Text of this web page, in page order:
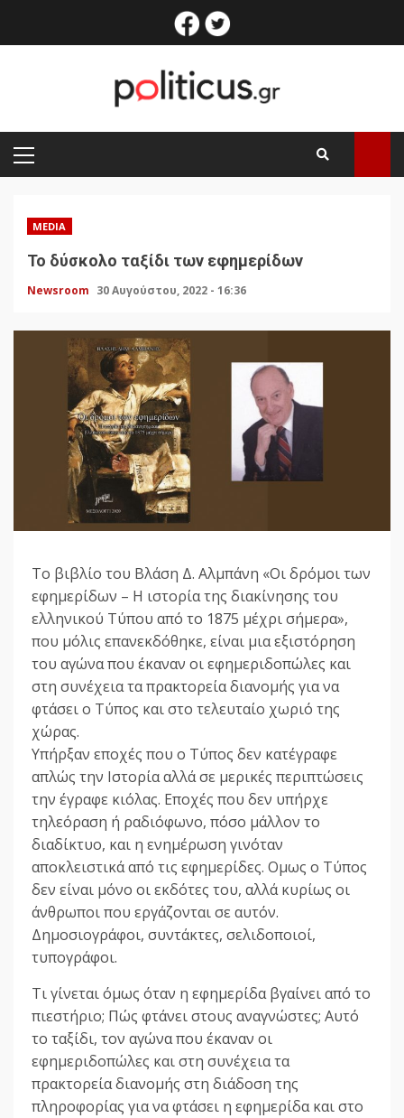
facebook
PRIMARY
MENU
MEDIA
Το δύσκολο ταξίδι των εφημερίδων
Newsroom 30 Αυγούστου, 2022 - 16:36
Το βιβλίο του Βλάση Δ. Αλμπάνη «Οι δρόμοι των
εφημερίδων – Η ιστορία της διακίνησης του
ελληνικού Τύπου από το 1875 μέχρι σήμερα»,
που μόλις επανεκδόθηκε, είναι μια εξιστόρηση
του αγώνα που έκαναν οι εφημεριδοπώλες και
στη συνέχεια τα πρακτορεία διανομής για να
φτάσει ο Τύπος και στο τελευταίο χωριό της
χώρας.
Υπήρξαν εποχές που ο Τύπος δεν κατέγραφε
απλώς την Ιστορία αλλά σε μερικές περιπτώσεις
την έγραφε κιόλας. Εποχές που δεν υπήρχε
τηλεόραση ή ραδιόφωνο, πόσο μάλλον το
διαδίκτυο, και η ενημέρωση γινόταν
αποκλειστικά από τις εφημερίδες. Ομως ο Τύπος
δεν είναι μόνο οι εκδότες του, αλλά κυρίως οι
άνθρωποι που εργάζονται σε αυτόν.
Δημοσιογράφοι, συντάκτες, σελιδοποιοί,
τυπογράφοι.
Τι γίνεται όμως όταν η εφημερίδα βγαίνει από το
πιεστήριο; Πώς φτάνει στους αναγνώστες; Αυτό
το ταξίδι, τον αγώνα που έκαναν οι
εφημεριδοπώλες και στη συνέχεια τα
πρακτορεία διανομής στη διάδοση της
πληροφορίας για να φτάσει η εφημερίδα και στο